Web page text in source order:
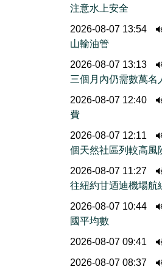
注意水上安全
2026-08-07 13:54
山輸油管
2026-08-07 13:13
三個月內仍需數萬名
2026-08-07 12:40
費
2026-08-07 12:11
個天然社區列較高風
2026-08-07 11:27
往紐約甘迺迪機場航
2026-08-07 10:44
國平均數
2026-08-07 09:41
2026-08-07 08:37